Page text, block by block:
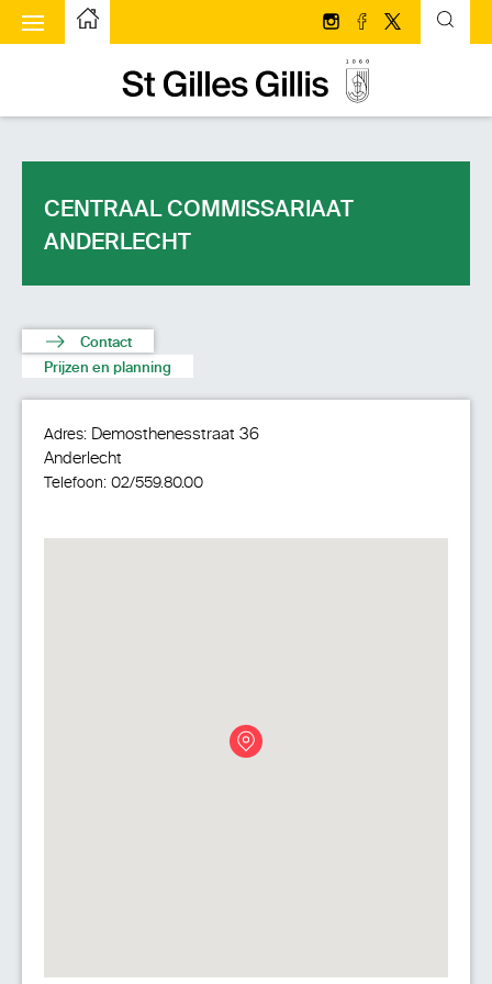
Startpagina Volg ons op Instagram
Volg ons op
Volg ons op
Startpagina
menu
CENTRAAL COMMISSARIAAT
ANDERLECHT
Contact
Prijzen en planning
Adres: Demosthenesstraat 36
Anderlecht
Telefoon: 02/559.80.00